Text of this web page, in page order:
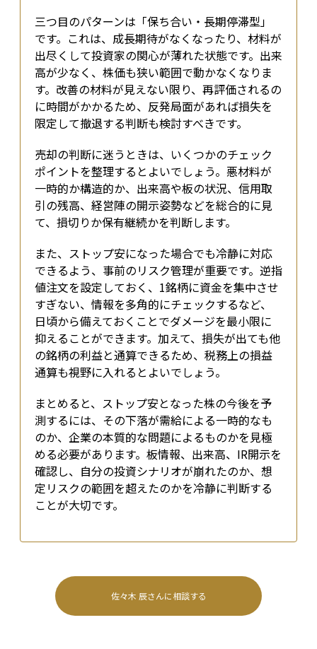
三つ目のパターンは「保ち合い・長期停滞型」
です。これは、成長期待がなくなったり、材料が
出尽くして投資家の関心が薄れた状態です。出来
高が少なく、株価も狭い範囲で動かなくなりま
す。改善の材料が見えない限り、再評価されるの
に時間がかかるため、反発局面があれば損失を
限定して撤退する判断も検討すべきです。
売却の判断に迷うときは、いくつかのチェック
ポイントを整理するとよいでしょう。悪材料が
一時的か構造的か、出来高や板の状況、信用取
引の残高、経営陣の開示姿勢などを総合的に見
て、損切りか保有継続かを判断します。
また、ストップ安になった場合でも冷静に対応
できるよう、事前のリスク管理が重要です。逆指
値注文を設定しておく、1銘柄に資金を集中させ
すぎない、情報を多角的にチェックするなど、
日頃から備えておくことでダメージを最小限に
抑えることができます。加えて、損失が出ても他
の銘柄の利益と通算できるため、税務上の損益
通算も視野に入れるとよいでしょう。
まとめると、ストップ安となった株の今後を予
測するには、その下落が需給による一時的なも
のか、企業の本質的な問題によるものかを見極
める必要があります。板情報、出来高、IR開示を
確認し、自分の投資シナリオが崩れたのか、想
定リスクの範囲を超えたのかを冷静に判断する
ことが大切です。
佐々木 辰さんに相談する